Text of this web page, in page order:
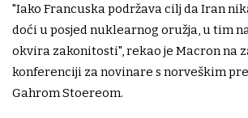
"Iako Francuska podržava cilj da Iran
doći u posjed nuklearnog oružja, u tim
okvira zakonitosti", rekao je Macron na
konferenciji za novinare s norveškim
Gahrom Stoereom.